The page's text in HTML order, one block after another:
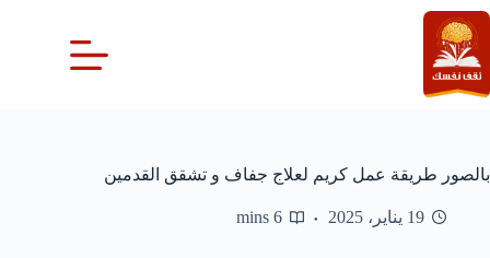
التجاوز
إلى
المحتوى
بالصور طريقة عمل كريم لعلاج جفاف و تشقق القدمين
19 يناير، 2025 6 mins